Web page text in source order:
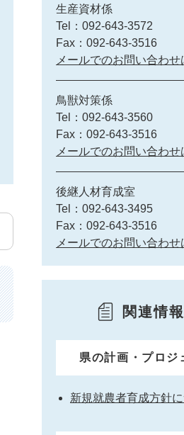
生産資材係
Tel：092-643-3572
Fax：092-643-3516
メールでのお問い合わせ
鳥獣対策係
Tel：092-643-3560
Fax：092-643-3516
メールでのお問い合わせ
後継人材育成室
Tel：092-643-3495
Fax：092-643-3516
メールでのお問い合わせ
関連情報
県の計画・プロジ
新規就農者育成方針